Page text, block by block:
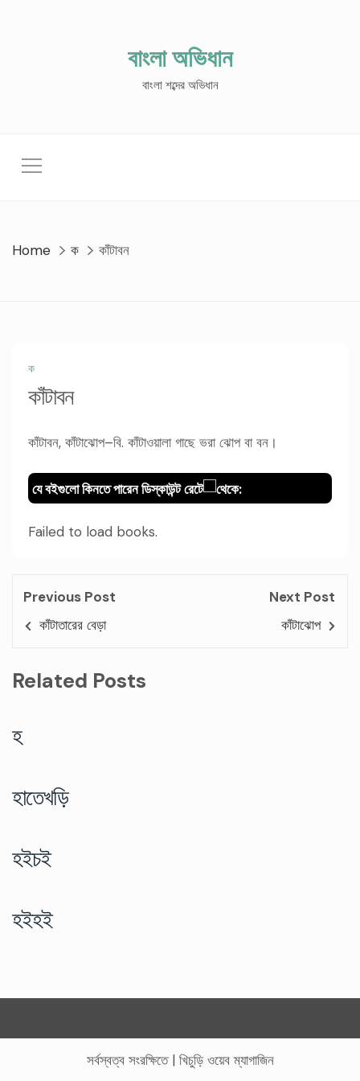
বাংলা অভিধান
বাংলা শব্দের অভিধান
Home ক কাঁটাবন
ক
কাঁটাবন
কাঁটাবন, কাঁটাঝোপ–বি. কাঁটাওয়ালা গাছে ভরা ঝোপ বা বন।
যে বইগুলো কিনতে পারেন ডিস্কাউন্ট রেটে থেকে:
Failed to load books.
Previous Post
কাঁটাতারের বেড়া
Next Post
কাঁটাঝোপ
Related Posts
হ
হাতেখড়ি
হইচই
হইহই
সর্বস্বত্ব সংরক্ষিতে | খিচুড়ি ওয়েব ম্যাগাজিন